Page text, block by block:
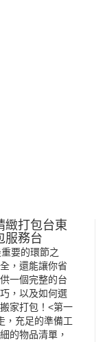
緻打包台東
服務台
要的環節之
，還能讓你省
一個完整的台
，以及如何選
家打包！<第一
，充足的準備工
的物品清單，